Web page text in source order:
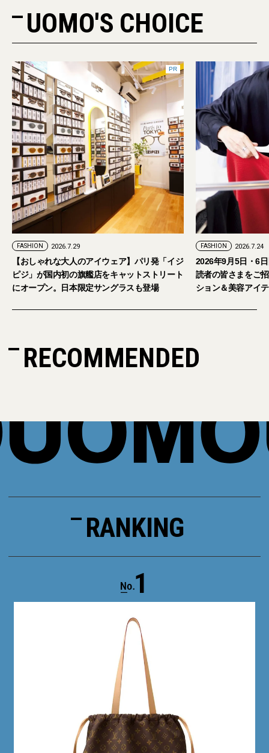
UOMO'S CHOICE
PR
FASHION 2026.7.29
【おしゃれな大人のアイウェア】パリ発「イジ
ピジ」が国内初の旗艦店をキャットストリート
にオープン。日本限定サングラスも登場
FASHION 2026.7.24
2026年9月5日・6
読者の皆さまをご
ション＆美容アイ
RECOMMENDED
RANKING
1